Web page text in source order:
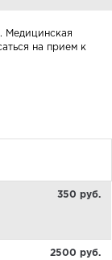
Медицинская
на прием к
350 pуб.
2500 pуб.